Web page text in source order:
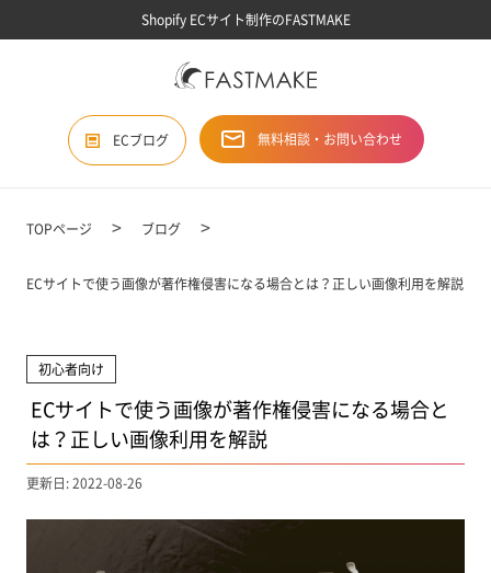
Shopify ECサイト制作のFASTMAKE
ECブログ 無料相談・お問い合わせ
TOPページ ブログ
ECサイトで使う画像が著作権侵害になる場合とは？正しい画像利用を解説
初心者向け
ECサイトで使う画像が著作権侵害になる場合と
は？正しい画像利用を解説
更新日: 2022-08-26